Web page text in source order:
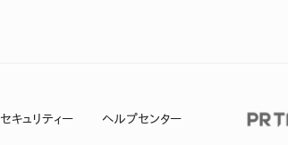
セキュリティー ヘルプセンター